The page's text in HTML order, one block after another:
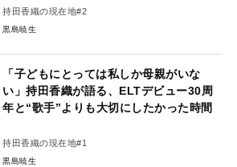
持田香織の現在地#2
黒島暁生
「子どもにとっては私しか母親がいな
い」持田香織が語る、ELTデビュー30周
年と“歌手”よりも大切にしたかった時間
持田香織の現在地#1
黒島暁生